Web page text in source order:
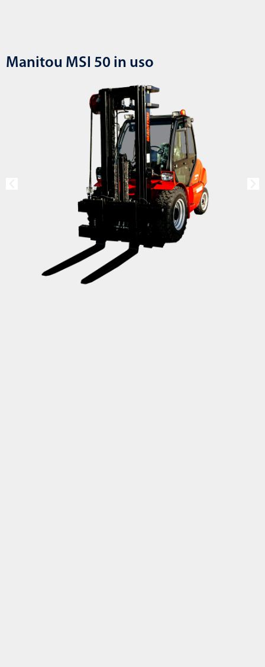
Manitou MSI 50 in uso